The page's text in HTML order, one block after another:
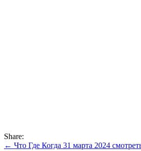
Share:
Навигация
← Что Где Когда 31 марта 2024